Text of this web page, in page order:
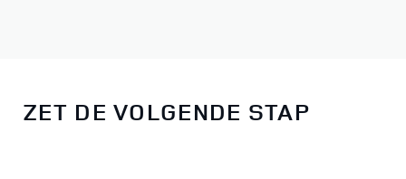
ZET DE VOLGENDE STAP